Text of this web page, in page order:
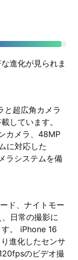
進化が見られま
と超広角カメラ
しています。
カメラ、48MP
に対応した
ラシステムを備
ド、ナイトモー
日常の撮影に
。 iPhone 16
進化したセンサ
のビデオ撮